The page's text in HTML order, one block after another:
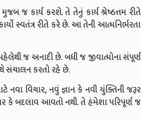
જ કાર્ય કરશે. તે તેનું કાર્ય શ્રેષ્ઠત્તમ રીતે
સ્વતંત્ર રીતે કરે છે. આ તેની આત્મનિર્ભરતા
જ અનાદી છે. બધી જ જીવાત્મોના સંપૂર્ણ
સંચાલન કરતો રહે છે.
નવા વિચાર, નવું જ્ઞાન કે નવી યુંક્તિની જરૂર
કે બદલાવ આવતો નથી. તે હંમેશા પરિપૂર્ણ જ